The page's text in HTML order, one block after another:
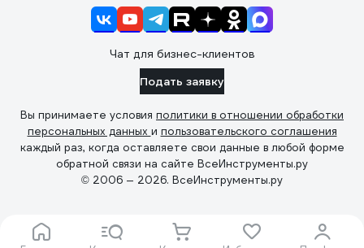
Чат для бизнес-клиентов
Подать заявку
Вы принимаете условия политики в отношении обработки
персональных данных и пользовательского соглашения
каждый раз, когда оставляете свои данные в любой форме
обратной связи на сайте ВсеИнструменты.ру
© 2006 — 2026. ВсеИнструменты.ру